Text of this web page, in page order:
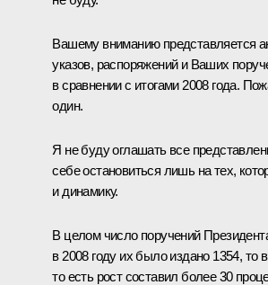
Вашему вниманию представляется
указов, распоряжений и Ваших
в сравнении с итогами 2008 года.
один.
Я не буду оглашать все
себе остановиться лишь на тех,
и динамику.
В целом число поручений
в 2008 году их было издано 1354, то
то есть рост составил более 30